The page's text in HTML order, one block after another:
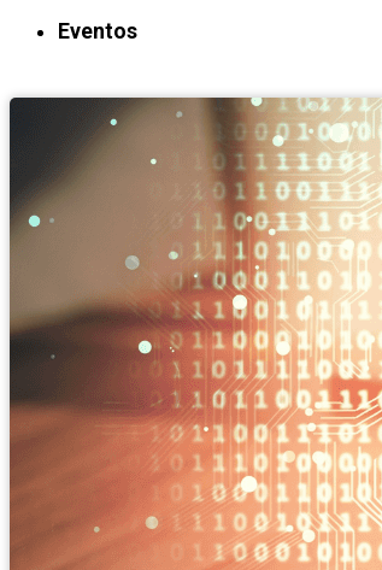
Eventos